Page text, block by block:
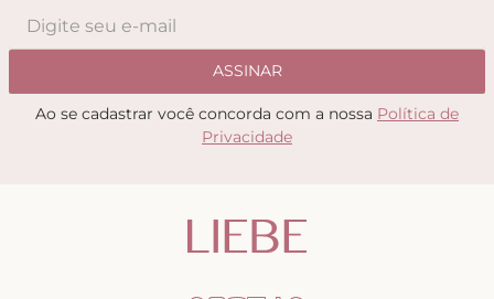
ASSINAR
Ao se cadastrar você concorda com a nossa Política de
Privacidade